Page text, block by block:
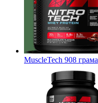
MuscleTech 908 грама